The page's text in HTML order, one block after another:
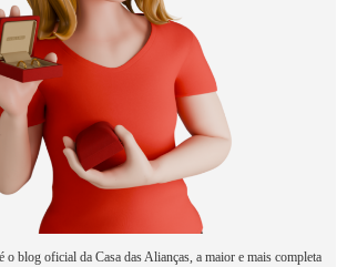
o blog oficial da Casa das Alianças, a maior e mais completa